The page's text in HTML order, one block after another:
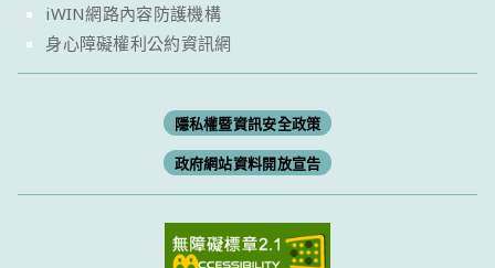
iWIN網路內容防護機構
身心障礙權利公約資訊網
隱私權暨資訊安全政策
政府網站資料開放宣告